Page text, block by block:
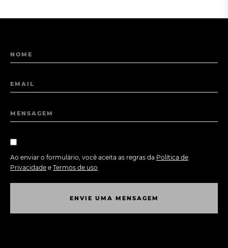
NOME
EMAIL
MENSAGEM
Ao enviar o formulário, você aceita as regras da Política de
Privacidade e Termos de uso
EN VI E U M A M EN SAGEM